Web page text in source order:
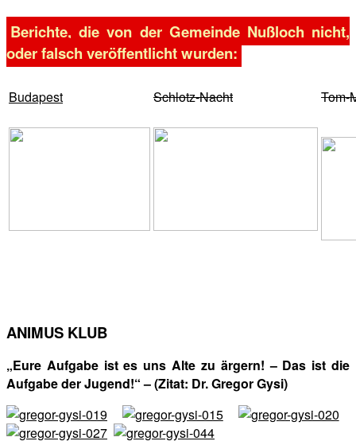
Berichte, die von der Gemeinde Nußloch nicht,
oder falsch veröffentlicht wurden:
Budapest Schlotz-Nacht Tom-
ANIMUS KLUB
„Eure Aufgabe ist es uns Alte zu ärgern! – Das ist die
Aufgabe der Jugend!“ – (Zitat: Dr. Gregor Gysi)